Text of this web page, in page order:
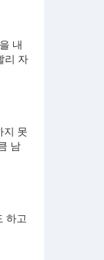
내
리 자
지 못
남
하고